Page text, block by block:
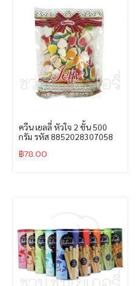
ควีน เยลลี่ หัวใจ 2 ชั้น 500
กรัม รหัส 8852028307058
฿78.00